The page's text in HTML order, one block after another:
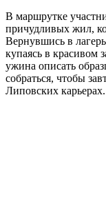
В маршрутке
причудливых жил,
Вернувшись в
купаясь в красивом
ужина описать
собраться, чтобы
Липовских карьерах.